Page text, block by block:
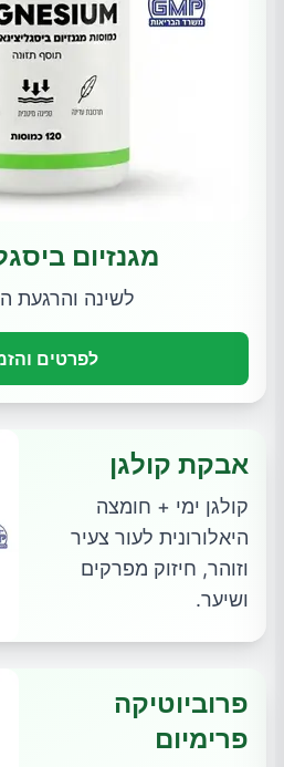
מגנזיום
לשינה והרגעת
לפרטים
אבקת קולגן
קולגן ימי + חומצה
היאלורונית לעור צעיר
וזוהר, חיזוק מפרקים
ושיער.
פרוביוטיקה
פרימיום